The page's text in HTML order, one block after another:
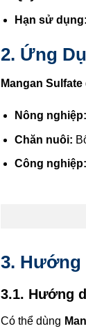
Hạn sử dụng:
2. Ứng
Mangan Sulfate
Nông nghiệp:
Chăn nuôi:
Công nghiệp:
3. Hướng
3.1. Hướng
Có thể dùng